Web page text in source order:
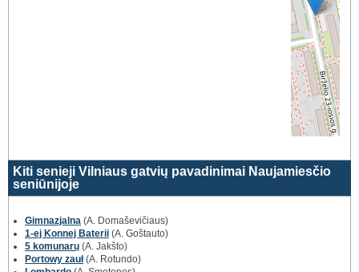
Kiti senieji Vilniaus gatvių pavadinimai Naujamiesčio
seniūnijoje
Gimnazjalna (A. Domaševičiaus)
1-ej Konnej Baterii (A. Goštauto)
5 komunarų (A. Jakšto)
Portowy zauł(A. Rotundo)